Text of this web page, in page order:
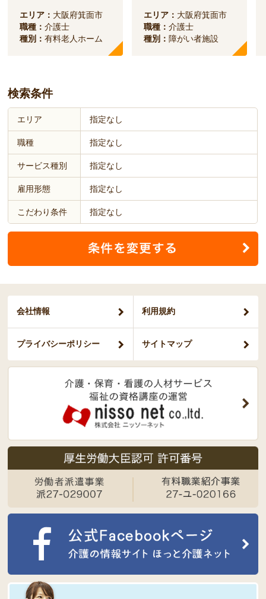
エリア： 大阪府箕面市
職種：介護士
種別：有料老人ホーム
エリア： 大阪府箕面市
職種：介護士
種別：障がい者施設
検索条件
エリア 指定なし
職種 指定なし
サービス種別 指定なし
雇用形態 指定なし
こだわり条件 指定なし
会社情報 利用規約
プライバシーポリシー サイトマップ